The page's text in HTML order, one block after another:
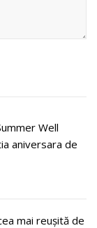
Well
aniversara de
mai reușită de